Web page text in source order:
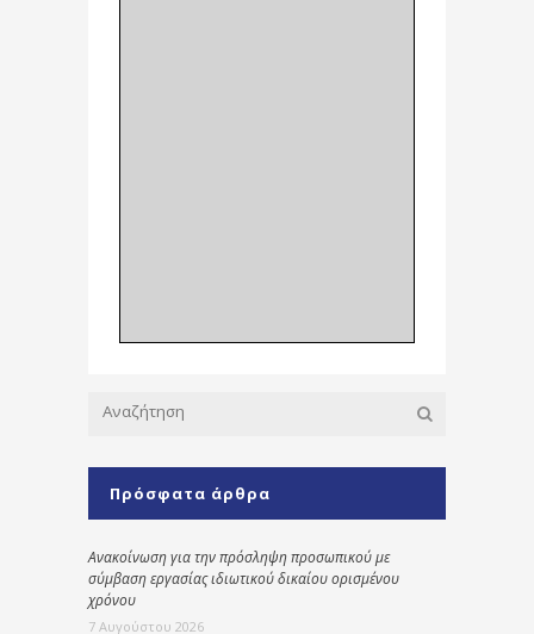
Πρόσφατα άρθρα
Ανακοίνωση για την πρόσληψη προσωπικού με
σύμβαση εργασίας ιδιωτικού δικαίου ορισμένου
χρόνου
7 Αυγούστου 2026